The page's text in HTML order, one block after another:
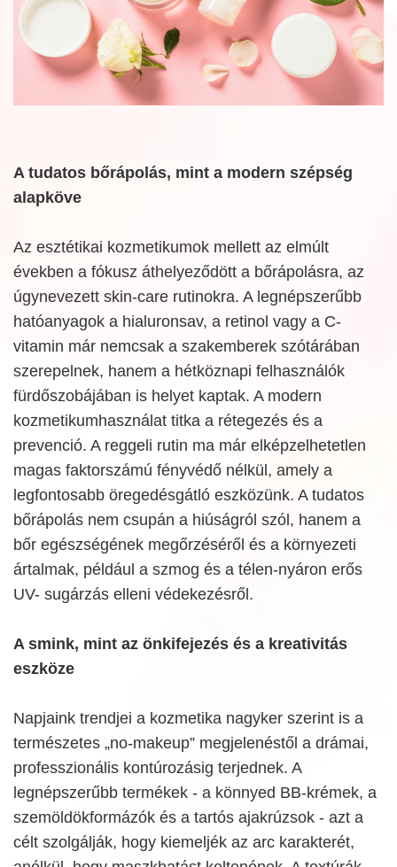
A tudatos bőrápolás, mint a modern szépség
alapköve
Az esztétikai kozmetikumok mellett az elmúlt
években a fókusz áthelyeződött a bőrápolásra, az
úgynevezett skin-care rutinokra. A legnépszerűbb
hatóanyagok a hialuronsav, a retinol vagy a C-
vitamin már nemcsak a szakemberek szótárában
szerepelnek, hanem a hétköznapi felhasználók
fürdőszobájában is helyet kaptak. A modern
kozmetikumhasználat titka a rétegezés és a
prevenció. A reggeli rutin ma már elképzelhetetlen
magas faktorszámú fényvédő nélkül, amely a
legfontosabb öregedésgátló eszközünk. A tudatos
bőrápolás nem csupán a hiúságról szól, hanem a
bőr egészségének megőrzéséről és a környezeti
ártalmak, például a szmog és a télen-nyáron erős
UV- sugárzás elleni védekezésről.
A smink, mint az önkifejezés és a kreativitás
eszköze
Napjaink trendjei a kozmetika nagyker szerint is a
természetes „no-makeup” megjelenéstől a drámai,
professzionális kontúrozásig terjednek. A
legnépszerűbb termékek - a könnyed BB-krémek, a
szemöldökformázók és a tartós ajakrúzsok - azt a
célt szolgálják, hogy kiemeljék az arc karakterét,